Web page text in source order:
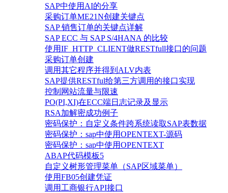
SAP中使用AI的分享
采购订单ME21N创建关键点
SAP 销售订单的关键点详解
SAP ECC 与 SAP S/4HANA 的比较
使用IF_HTTP_CLIENT做RESTfull接口的问题
采购订单创建
调用其它程序并得到ALV内表
SAP提供RESTful给第三方调用的接口实现
控制网站流量与限速
PO(PI,XI)在ECC端日志记录及显示
RSA加解密成功例子
密码保护：自定义条件跨系统读取SAP表数据
密码保护：sap中使用OPENTEXT-源码
密码保护：sap中使用OPENTEXT
ABAP代码模板5
自定义树形管理菜单（SAP区域菜单）
使用FB05创建凭证
调用工商银行API接口